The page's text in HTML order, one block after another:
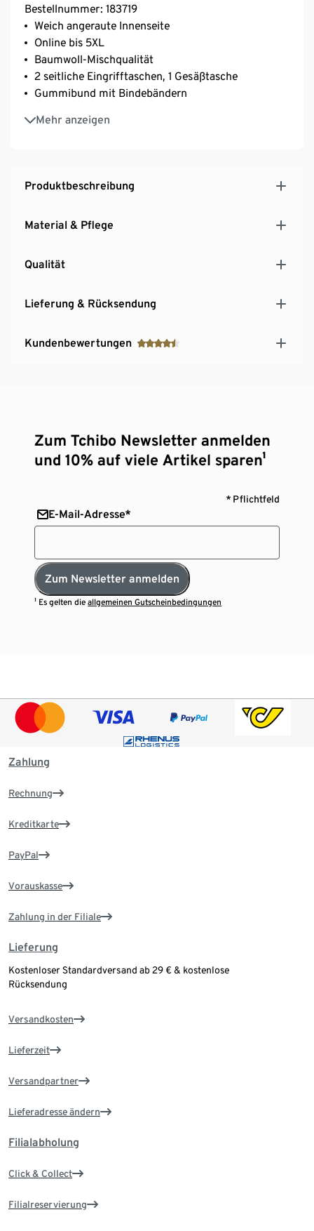
Bestellnummer: 183719
Weich angeraute Innenseite
Online bis 5XL
Baumwoll-Mischqualität
2 seitliche Eingrifftaschen, 1 Gesäßtasche
Gummibund mit Bindebändern
Mehr anzeigen
Beinabschluss mit Gummibund
Produktbeschreibung
Material & Pflege
Qualität
Lieferung & Rücksendung
Kundenbewertungen
Zum Tchibo Newsletter anmelden
und 10% auf viele Artikel sparen¹
* Pflichtfeld
E-Mail-Adresse*
Zum Newsletter anmelden
¹ Es gelten dieallgemeinen Gutscheinbedingungen
Zahlung
Rechnung
Kreditkarte
PayPal
Vorauskasse
Zahlung in der Filiale
Lieferung
Kostenloser Standardversand ab 29 € & kostenlose
Rücksendung
Versandkosten
Lieferzeit
Versandpartner
Lieferadresse ändern
Filialabholung
Click & Collect
Filialreservierung